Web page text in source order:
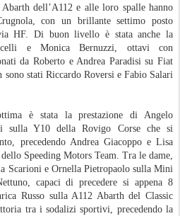
dell’A112 e alle loro spalle hanno
con un brillante settimo posto
HF. Di buon livello è stata anche la
e Monica Bernuzzi, ottavi con
da Roberto e Andrea Paradisi su Fiat
stati Riccardo Roversi e Fabio Salari
è stata la prestazione di Angelo
sulla Y10 della Rovigo Corse che si
precedendo Andrea Giacoppo e Lisa
Speeding Motors Team. Tra le dame,
Scarioni e Ornella Pietropaolo sulla Mini
capaci di precedere si appena 8
Russo sulla A112 Abarth del Classic
tra i sodalizi sportivi, precedendo la